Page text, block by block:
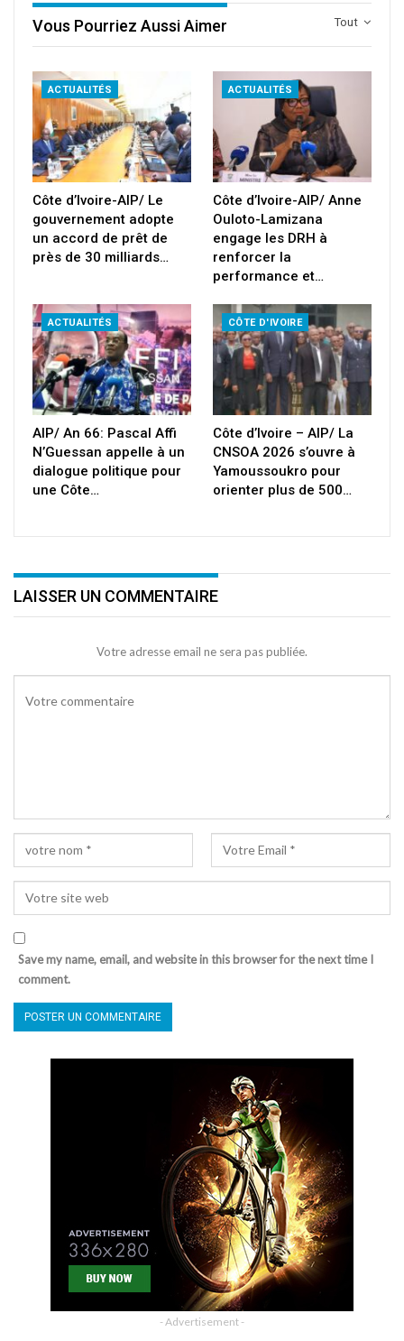
Tout
Vous Pourriez Aussi Aimer
ACTUALITÉS
Côte d’Ivoire-AIP/ Le
gouvernement adopte
un accord de prêt de
près de 30 milliards…
ACTUALITÉS
Côte d’Ivoire-AIP/ Anne
Ouloto-Lamizana
engage les DRH à
renforcer la
performance et…
ACTUALITÉS
AIP/ An 66: Pascal Affi
N’Guessan appelle à un
dialogue politique pour
une Côte…
CÔTE D'IVOIRE
Côte d’Ivoire – AIP/ La
CNSOA 2026 s’ouvre à
Yamoussoukro pour
orienter plus de 500…
LAISSER UN COMMENTAIRE
Votre adresse email ne sera pas publiée.
Save my name, email, and website in this browser for the next time I
comment.
- Advertisement -